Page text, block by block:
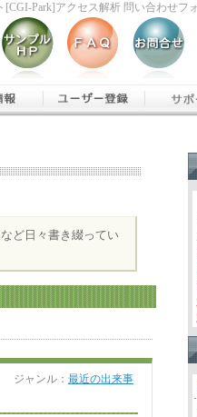
Park]アクセス解析 問い合わせフ
ど日々書き綴ってい
ジャンル： 最近の出来事